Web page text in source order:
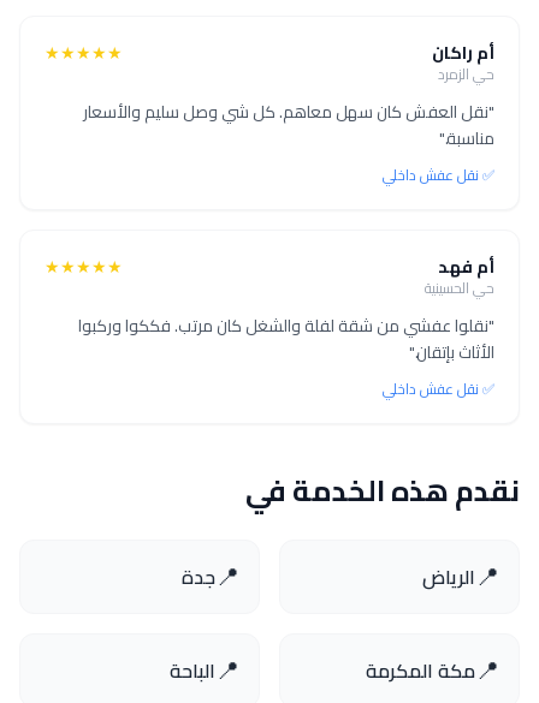
أم راكان
حي الزمرد
★★★★★
"نقل العفش كان سهل معاهم. كل شي وصل سليم والأسعار
مناسبة."
✅ نقل عفش داخلي
أم فهد
حي الحسينية
★★★★★
"نقلوا عفشي من شقة لفلة والشغل كان مرتب. فككوا وركبوا
الأثاث بإتقان."
✅ نقل عفش داخلي
نقدم هذه الخدمة في
📍الرياض 📍جدة
📍مكة المكرمة 📍الباحة